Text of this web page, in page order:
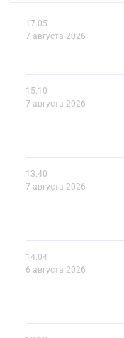
17.05
7 августа 2026
15.10
7 августа 2026
13.40
7 августа 2026
14.04
6 августа 2026